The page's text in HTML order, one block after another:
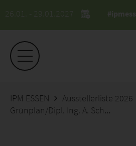
26.01. - 29.01.2027
IPM ESSEN
Ausstellerliste 2026
Grünplan/Dipl. Ing. A. Schachtner